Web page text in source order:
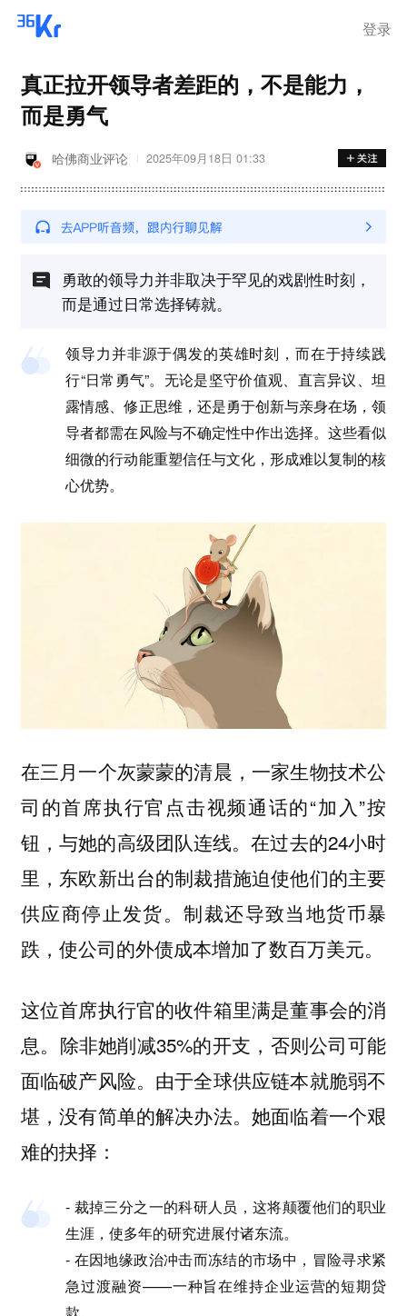
登录
真正拉开领导者差距的，不是能力，
而是勇气
哈佛商业评论 2025年09月18日 01:33
勇敢的领导力并非取决于罕见的戏剧性时刻，
而是通过日常选择铸就。
领导力并非源于偶发的英雄时刻，而在于持续践
行“日常勇气”。无论是坚守价值观、直言异议、坦
露情感、修正思维，还是勇于创新与亲身在场，领
导者都需在风险与不确定性中作出选择。这些看似
细微的行动能重塑信任与文化，形成难以复制的核
心优势。
在三月一个灰蒙蒙的清晨，一家生物技术公
司的首席执行官点击视频通话的“加入”按
钮，与她的高级团队连线。在过去的24小时
里，东欧新出台的制裁措施迫使他们的主要
供应商停止发货。制裁还导致当地货币暴
跌，使公司的外债成本增加了数百万美元。
这位首席执行官的收件箱里满是董事会的消
息。除非她削减35%的开支，否则公司可能
面临破产风险。由于全球供应链本就脆弱不
堪，没有简单的解决办法。她面临着一个艰
难的抉择：
- 裁掉三分之一的科研人员，这将颠覆他们的职业
生涯，使多年的研究进展付诸东流。
- 在因地缘政治冲击而冻结的市场中，冒险寻求紧
急过渡融资——一种旨在维持企业运营的短期贷